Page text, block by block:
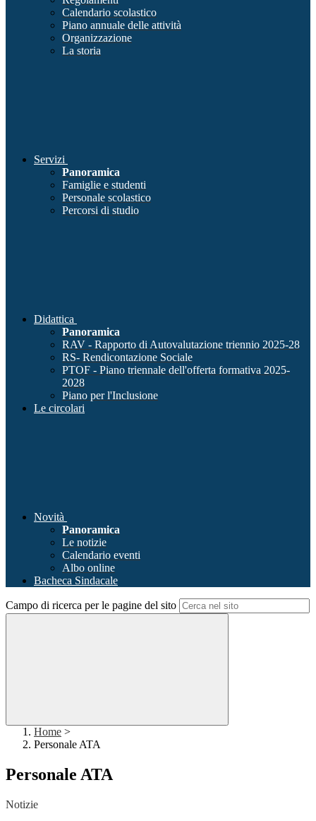
Calendario scolastico
Piano annuale delle attività
Organizzazione
La storia
Servizi
Panoramica
Famiglie e studenti
Personale scolastico
Percorsi di studio
Didattica
Panoramica
RAV - Rapporto di Autovalutazione triennio 2025-28
RS- Rendicontazione Sociale
PTOF - Piano triennale dell'offerta formativa 2025-
2028
Piano per l'Inclusione
Le circolari
Novità
Panoramica
Le notizie
Calendario eventi
Albo online
Bacheca Sindacale
Campo di ricerca per le pagine del sito
Home >
Personale ATA
Personale ATA
Notizie